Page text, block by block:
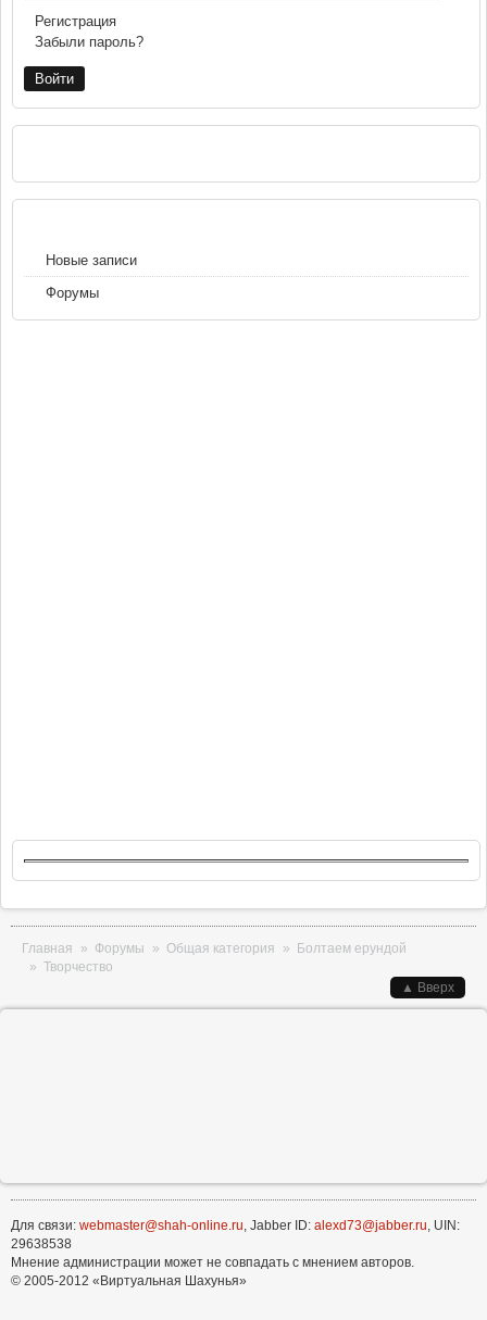
Регистрация
Забыли пароль?
Новые записи
Форумы
Вы здесь
Главная » Форумы » Общая категория »
Болтаем ерундой
» Творчество
▲ Вверх
Для связи: webmaster@shah-online.ru, Jabber ID: alexd73@jabber.ru, UIN:
29638538
Мнение администрации может не совпадать с мнением авторов.
© 2005-2012 «Виртуальная Шахунья»